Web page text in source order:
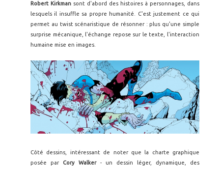
Robert Kirkman sont d'abord des histoires à personnages, dans
lesquels il insuffle sa propre humanité. C'est justement ce qui
permet au twist scénaristique de résonner : plus qu'une simple
surprise mécanique, l'échange repose sur le texte, l'interaction
humaine mise en images.
Côté dessins, intéressant de noter que la charte graphique
posée par Cory Walker- un dessin léger, dynamique, des